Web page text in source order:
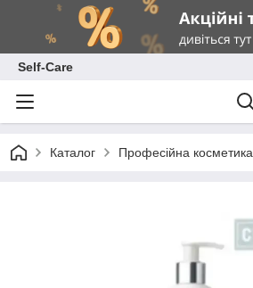
Self-Care
Каталог Професійна косметика